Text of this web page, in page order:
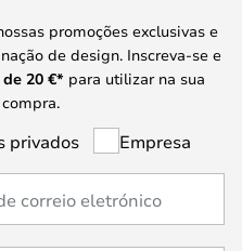
promoções exclusivas e
de design. Inscreva-se e
20 €* para utilizar na sua
privados Empresa